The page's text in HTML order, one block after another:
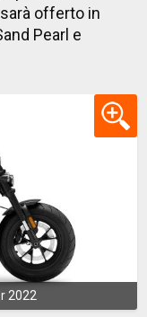
offerto in
Pearl e
2022